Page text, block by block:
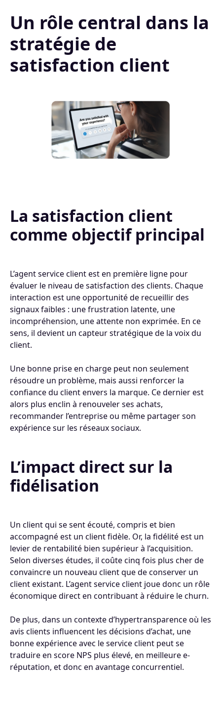
Un rôle central dans la
stratégie de
satisfaction client
La satisfaction client
comme objectif principal
L’agent service client est en première ligne pour
évaluer le niveau de satisfaction des clients. Chaque
interaction est une opportunité de recueillir des
signaux faibles : une frustration latente, une
incompréhension, une attente non exprimée. En ce
sens, il devient un capteur stratégique de la voix du
client.
Une bonne prise en charge peut non seulement
résoudre un problème, mais aussi renforcer la
confiance du client envers la marque. Ce dernier est
alors plus enclin à renouveler ses achats,
recommander l’entreprise ou même partager son
expérience sur les réseaux sociaux.
L’impact direct sur la
fidélisation
Un client qui se sent écouté, compris et bien
accompagné est un client fidèle. Or, la fidélité est un
levier de rentabilité bien supérieur à l’acquisition.
Selon diverses études, il coûte cinq fois plus cher de
convaincre un nouveau client que de conserver un
client existant. L’agent service client joue donc un rôle
économique direct en contribuant à réduire le churn.
De plus, dans un contexte d’hypertransparence où les
avis clients influencent les décisions d’achat, une
bonne expérience avec le service client peut se
traduire en score NPS plus élevé, en meilleure e-
réputation, et donc en avantage concurrentiel.